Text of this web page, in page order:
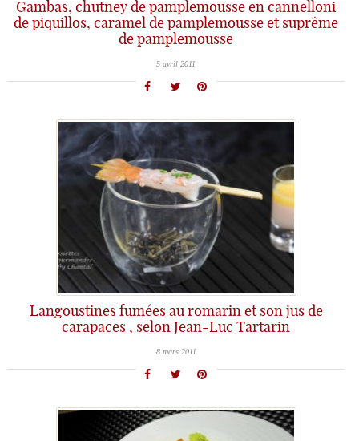
Gambas, chutney de pamplemousse en cannelloni
de piquillos, caramel de pamplemousse et suprême
de pamplemousse
5 avril 2011
Langoustines fumées au romarin et son jus de
carapaces , selon Jean-Luc Tartarin
8 mars 2011